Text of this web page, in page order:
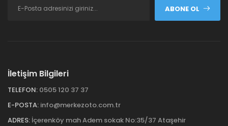
ABONE OL
İletişim Bilgileri
TELEFON: 0505 120 37 37
E-POSTA: info@merkezoto.com.tr
ADRES: İçerenköy mah Adem sokak No:35/37 Ataşehir